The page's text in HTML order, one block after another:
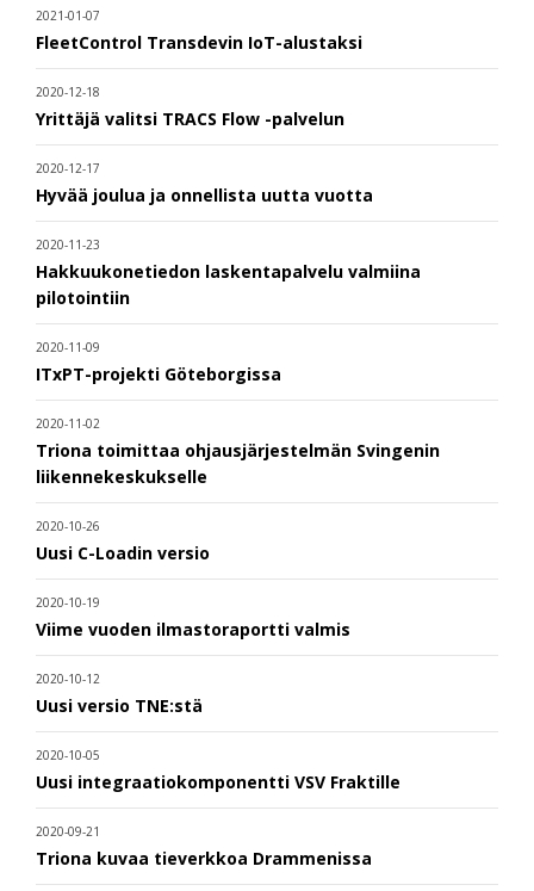
2021-01-07
FleetControl Transdevin IoT-alustaksi
2020-12-18
Yrittäjä valitsi TRACS Flow -palvelun
2020-12-17
Hyvää joulua ja onnellista uutta vuotta
2020-11-23
Hakkuukonetiedon laskentapalvelu valmiina
pilotointiin
2020-11-09
ITxPT-projekti Göteborgissa
2020-11-02
Triona toimittaa ohjausjärjestelmän Svingenin
liikennekeskukselle
2020-10-26
Uusi C-Loadin versio
2020-10-19
Viime vuoden ilmastoraportti valmis
2020-10-12
Uusi versio TNE:stä
2020-10-05
Uusi integraatiokomponentti VSV Fraktille
2020-09-21
Triona kuvaa tieverkkoa Drammenissa